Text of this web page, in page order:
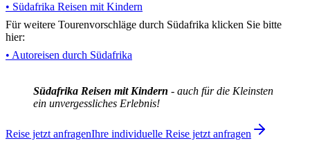
• Südafrika Reisen mit Kindern
Für weitere Tourenvorschläge durch Südafrika klicken Sie bitte
hier:
• Autoreisen durch Südafrika
Südafrika Reisen mit Kindern - auch für die Kleinsten
ein unvergessliches Erlebnis!
Reise jetzt anfragenIhre individuelle Reise jetzt anfragen